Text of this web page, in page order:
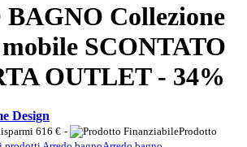
Collezione
SCONTATO
OUTLET - 34%
Design
616 € -
Prodotto